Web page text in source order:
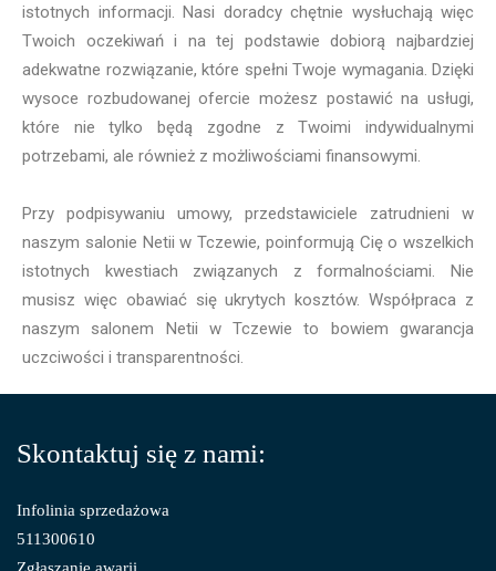
istotnych informacji. Nasi doradcy chętnie wysłuchają więc
Twoich oczekiwań i na tej podstawie dobiorą najbardziej
adekwatne rozwiązanie, które spełni Twoje wymagania. Dzięki
wysoce rozbudowanej ofercie możesz postawić na usługi,
które nie tylko będą zgodne z Twoimi indywidualnymi
potrzebami, ale również z możliwościami finansowymi.
Przy podpisywaniu umowy, przedstawiciele zatrudnieni w
naszym salonie Netii w Tczewie, poinformują Cię o wszelkich
istotnych kwestiach związanych z formalnościami. Nie
musisz więc obawiać się ukrytych kosztów. Współpraca z
naszym salonem Netii w Tczewie to bowiem gwarancja
uczciwości i transparentności.
Skontaktuj się z nami:
Infolinia sprzedażowa
511300610
Zgłaszanie awarii